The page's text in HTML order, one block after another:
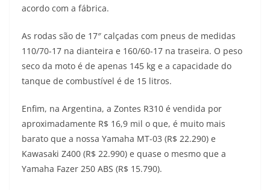
acordo com a fábrica.
As rodas são de 17″ calçadas com pneus de medidas
110/70-17 na dianteira e 160/60-17 na traseira. O peso
seco da moto é de apenas 145 kg e a capacidade do
tanque de combustível é de 15 litros.
Enfim, na Argentina, a Zontes R310 é vendida por
aproximadamente R$ 16,9 mil o que, é muito mais
barato que a nossa Yamaha MT-03 (R$ 22.290) e
Kawasaki Z400 (R$ 22.990) e quase o mesmo que a
Yamaha Fazer 250 ABS (R$ 15.790).